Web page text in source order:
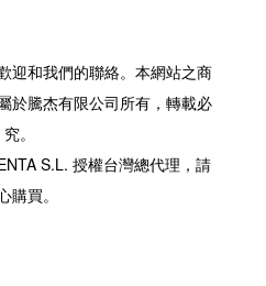
迎和我們的聯絡。本網站之商
於騰杰有限公司所有，轉載必
究。
S.L. 授權台灣總代理，請
購買。